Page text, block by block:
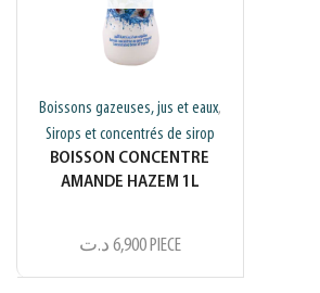
Boissons gazeuses, jus et eaux,
Sirops et concentrés de sirop
BOISSON CONCENTRE
AMANDE HAZEM 1L
6,900 د.ت PIECE